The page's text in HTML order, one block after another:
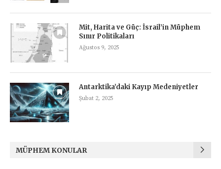
Mit, Harita ve Güç: İsrail’in Müphem
Sınır Politikaları
Ağustos 9, 2025
Antarktika’daki Kayıp Medeniyetler
Şubat 2, 2025
MÜPHEM KONULAR